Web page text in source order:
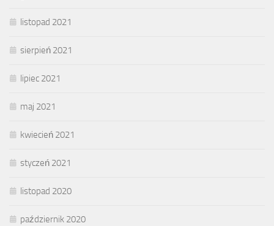
listopad 2021
sierpień 2021
lipiec 2021
maj 2021
kwiecień 2021
styczeń 2021
listopad 2020
październik 2020